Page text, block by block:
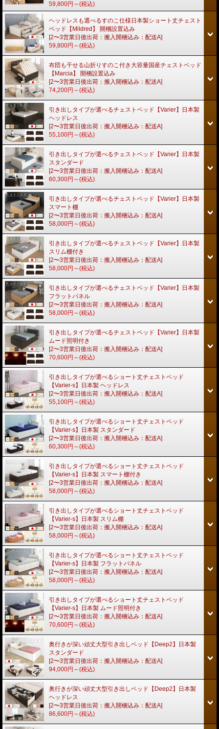
59,800円～(税込)
ヘッドレスも選べるすのこ仕様日本製ショート丈チェスト
ベッド【Mildred】 開梱設置込み
[2〜3営業日後出荷：搬入開梱込み：配送A]
59,800円～(税込)
布団も干せる山折りすのこ付き大容量国産チェストベッド
【Marcia】 開梱設置込み
[2〜3営業日後出荷：搬入開梱込み：配送A]
74,200円～(税込)
引き出しタイプが選べるチェストベッド【Varier】日本製
ヘッドレス
[2〜3営業日後出荷：搬入開梱込み：配送A]
55,100円～(税込)
引き出しタイプが選べるチェストベッド【Varier】日本製
スタンダード
[2〜3営業日後出荷：搬入開梱込み：配送A]
60,300円～(税込)
引き出しタイプが選べるチェストベッド【Varier】日本製
スマート棚
[2〜3営業日後出荷：搬入開梱込み：配送A]
58,000円～(税込)
引き出しタイプが選べるチェストベッド【Varier】日本製
スリム棚付き
[2〜3営業日後出荷：搬入開梱込み：配送A]
58,000円～(税込)
引き出しタイプが選べるチェストベッド【Varier】日本製
フラットパネル
[2〜3営業日後出荷：搬入開梱込み：配送A]
58,000円～(税込)
引き出しタイプが選べるチェストベッド【Varier】日本製
ムード照明付き
[2〜3営業日後出荷：搬入開梱込み：配送A]
70,600円～(税込)
引き出しタイプが選べるショート丈チェストベッド
【Varier-s】日本製 ヘッドレス
[2〜3営業日後出荷：搬入開梱込み：配送A]
55,100円～(税込)
引き出しタイプが選べるショート丈チェストベッド
【Varier-s】日本製 スタンダード
[2〜3営業日後出荷：搬入開梱込み：配送A]
60,300円～(税込)
引き出しタイプが選べるショート丈チェストベッド
【Varier-s】日本製 スマート棚付き
[2〜3営業日後出荷：搬入開梱込み：配送A]
58,000円～(税込)
引き出しタイプが選べるショート丈チェストベッド
【Varier-s】日本製 スリム棚
[2〜3営業日後出荷：搬入開梱込み：配送A]
58,000円～(税込)
引き出しタイプが選べるショート丈チェストベッド
【Varier-s】日本製 フラットパネル
[2〜3営業日後出荷：搬入開梱込み：配送A]
58,000円～(税込)
引き出しタイプが選べるショート丈チェストベッド
【Varier-s】日本製 ムード照明付き
[2〜3営業日後出荷：搬入開梱込み：配送A]
70,600円～(税込)
奥行きが深い頑丈大型引き出しベッド【Deep2】日本製
スタンダード
[2〜3営業日後出荷：搬入開梱込み：配送A]
94,000円～(税込)
奥行きが深い頑丈大型引き出しベッド【Deep2】日本製
ヘッドレス
[2〜3営業日後出荷：搬入開梱込み：配送A]
86,600円～(税込)